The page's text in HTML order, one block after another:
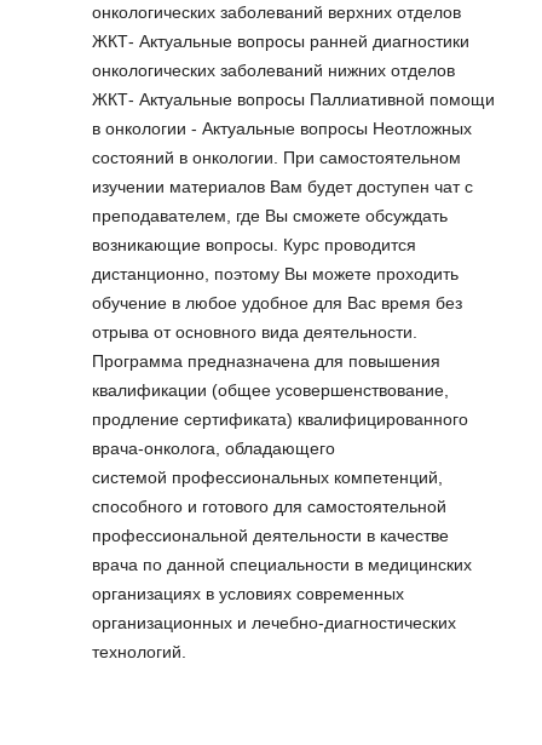
онкологических заболеваний верхних отделов
ЖКТ- Актуальные вопросы ранней диагностики
онкологических заболеваний нижних отделов
ЖКТ- Актуальные вопросы Паллиативной помощи
в онкологии - Актуальные вопросы Неотложных
состояний в онкологии. При самостоятельном
изучении материалов Вам будет доступен чат с
преподавателем, где Вы сможете обсуждать
возникающие вопросы. Курс проводится
дистанционно, поэтому Вы можете проходить
обучение в любое удобное для Вас время без
отрыва от основного вида деятельности.
Программа предназначена для повышения
квалификации (общее усовершенствование,
продление сертификата) квалифицированного
врача-онколога, обладающего
системой профессиональных компетенций,
способного и готового для самостоятельной
профессиональной деятельности в качестве
врача по данной специальности в медицинских
организациях в условиях современных
организационных и лечебно-диагностических
технологий.